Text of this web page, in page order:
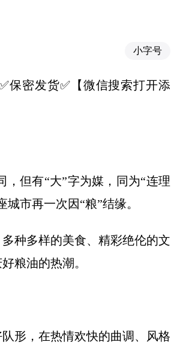
小字号
保密发货✅【微信搜索打开添
但有“大”字为媒，同为“连理
市再一次因“粮”结缘。
种多样的美食、精彩绝伦的文
粮油的热潮。
形，在热情欢快的曲调、风格